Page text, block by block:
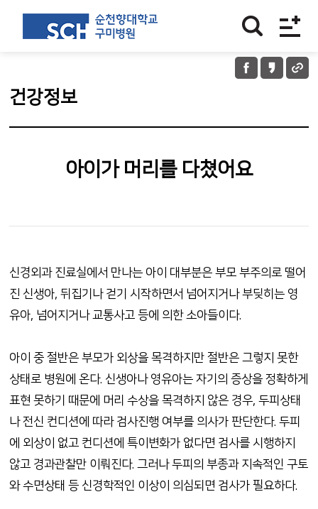
건강정보
아이가 머리를 다쳤어요
신경외과 진료실에서 만나는 아이 대부분은 부모 부주의로 떨어
진 신생아, 뒤집기나 걷기 시작하면서 넘어지거나 부딪히는 영
유아, 넘어지거나 교통사고 등에 의한 소아들이다.
아이 중 절반은 부모가 외상을 목격하지만 절반은 그렇지 못한
상태로 병원에 온다. 신생아나 영유아는 자기의 증상을 정확하게
표현 못하기 때문에 머리 수상을 목격하지 않은 경우, 두피상태
나 전신 컨디션에 따라 검사진행 여부를 의사가 판단한다. 두피
에 외상이 없고 컨디션에 특이변화가 없다면 검사를 시행하지
않고 경과관찰만 이뤄진다. 그러나 두피의 부종과 지속적인 구토
와 수면상태 등 신경학적인 이상이 의심되면 검사가 필요하다.